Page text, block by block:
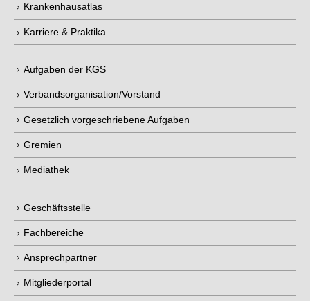
Krankenhausatlas
Karriere & Praktika
Aufgaben der KGS
Verbandsorganisation/Vorstand
Gesetzlich vorgeschriebene Aufgaben
Gremien
Mediathek
Geschäftsstelle
Fachbereiche
Ansprechpartner
Mitgliederportal